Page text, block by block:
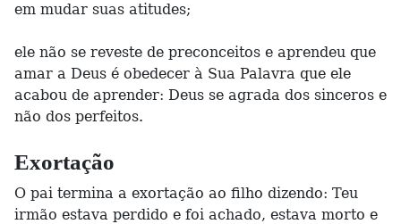
em mudar suas atitudes;
ele não se reveste de preconceitos e aprendeu que
amar a Deus é obedecer à Sua Palavra que ele
acabou de aprender: Deus se agrada dos sinceros e
não dos perfeitos.
Exortação
O pai termina a exortação ao filho dizendo: Teu
irmão estava perdido e foi achado, estava morto e